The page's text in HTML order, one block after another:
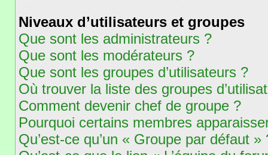
Niveaux d’utilisateurs et groupes
Que sont les administrateurs ?
Que sont les modérateurs ?
Que sont les groupes d’utilisateurs ?
Où trouver la liste des groupes
Comment devenir chef de groupe ?
Pourquoi certains membres
Qu’est-ce qu’un « Groupe par défaut »